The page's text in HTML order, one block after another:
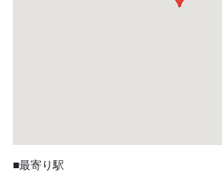
■最寄り駅